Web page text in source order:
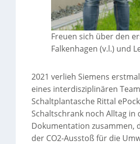
Freuen sich über den
Falkenhagen (v.l.) und
2021 verlieh Siemens
eines interdisziplinären
Schaltplantasche Rittal
Schaltschrank noch Alltag in
Dokumentation zusammen,
der CO2-Ausstoß für die